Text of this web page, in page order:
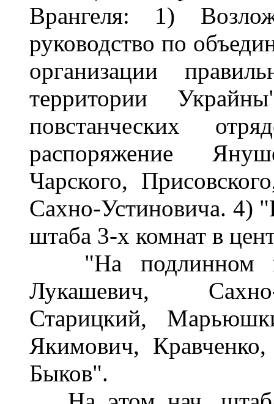
Врангеля: 1)
руководство по
организации
территории
повстанческих
распоряжение
Чарского,
Сахно-Устиновича. 4)
штаба 3-х комнат в
"На подлинном
Лукашевич,
Старицкий,
Якимович,
Быков".